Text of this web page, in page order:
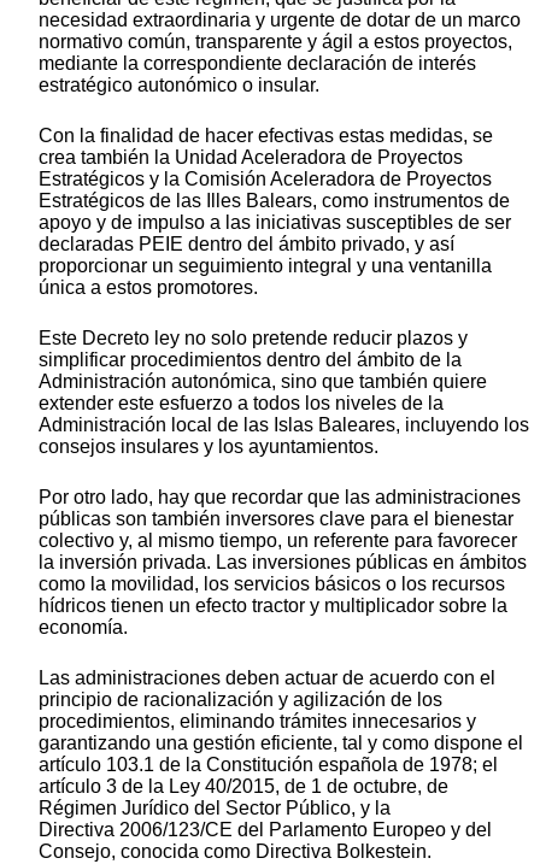
necesidad extraordinaria y urgente de dotar de un marco
normativo común, transparente y ágil a estos proyectos,
mediante la correspondiente declaración de interés
estratégico autonómico o insular.
Con la finalidad de hacer efectivas estas medidas, se
crea también la Unidad Aceleradora de Proyectos
Estratégicos y la Comisión Aceleradora de Proyectos
Estratégicos de las Illes Balears, como instrumentos de
apoyo y de impulso a las iniciativas susceptibles de ser
declaradas PEIE dentro del ámbito privado, y así
proporcionar un seguimiento integral y una ventanilla
única a estos promotores.
Este Decreto ley no solo pretende reducir plazos y
simplificar procedimientos dentro del ámbito de la
Administración autonómica, sino que también quiere
extender este esfuerzo a todos los niveles de la
Administración local de las Islas Baleares, incluyendo los
consejos insulares y los ayuntamientos.
Por otro lado, hay que recordar que las administraciones
públicas son también inversores clave para el bienestar
colectivo y, al mismo tiempo, un referente para favorecer
la inversión privada. Las inversiones públicas en ámbitos
como la movilidad, los servicios básicos o los recursos
hídricos tienen un efecto tractor y multiplicador sobre la
economía.
Las administraciones deben actuar de acuerdo con el
principio de racionalización y agilización de los
procedimientos, eliminando trámites innecesarios y
garantizando una gestión eficiente, tal y como dispone el
artículo 103.1 de la Constitución española de 1978; el
artículo 3 de la Ley 40/2015, de 1 de octubre, de
Régimen Jurídico del Sector Público, y la
Directiva 2006/123/CE del Parlamento Europeo y del
Consejo, conocida como Directiva Bolkestein.